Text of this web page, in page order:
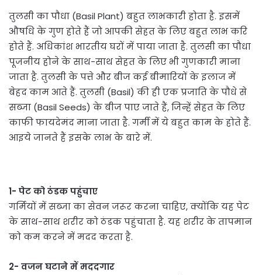
तुलसी का पौधा (Basil Plant) बहुत लाभकारी होता है. इसमें
औषधि के गुण होते हैं जो आपकी सेहत के लिए बहुत लाभ करि
होते हैं. अधिकांश भारतीय घरों में पाया जाता है. तुलसी का पौधा
पूजनीय होने के साथ-साथ सेहत के लिए भी गुणकारी माना
जाता है. तुलसी के पत्ते और बीज कई बीमारियों के इलाज में
बेहद काम आते हैं. तुलसी (Basil) की ही एक प्रजाति के पौधे से
सब्जा (Basil Seeds) के बीज पाए जाते हैं, जिन्हें सेहत के लिए
काफी फायदेमंद माना जाता है. गर्मी में ये बहुत काम के होते हैं.
आइये जानते हैं इसके लाभ के बारे में.
1- पेट को ठंडक पहुंचाए
गर्मियों में सब्जा का सेवन जरूर करना चाहिए, क्योंकि यह पेट
के साथ-साथ शरीर को ठंडक पहुंचाता है. यह शरीर के तापमान
को कम करने में मदद करता है.
2- वजन घटाने में मददगार